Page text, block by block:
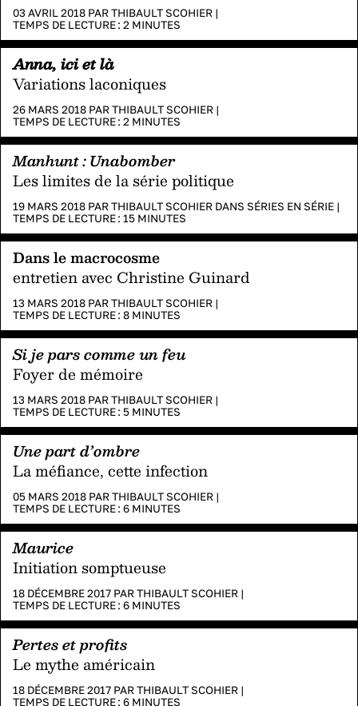
03 AVRIL 2018 PARTHIBAULT SCOHIER |
TEMPS DE LECTURE : 2 MINUTES
Anna, ici et là
Variations laconiques
26 MARS 2018 PARTHIBAULT SCOHIER |
TEMPS DE LECTURE : 2 MINUTES
Manhunt : Unabomber
Les limites de la série politique
19 MARS 2018 PARTHIBAULT SCOHIER DANS SÉRIES EN SÉRIE |
TEMPS DE LECTURE : 15 MINUTES
Dans le macrocosme
entretien avec Christine Guinard
13 MARS 2018 PARTHIBAULT SCOHIER |
TEMPS DE LECTURE : 8 MINUTES
Si je pars comme un feu
Foyer de mémoire
13 MARS 2018 PARTHIBAULT SCOHIER |
TEMPS DE LECTURE : 5 MINUTES
Une part d’ombre
La méfiance, cette infection
05 MARS 2018 PARTHIBAULT SCOHIER |
TEMPS DE LECTURE : 6 MINUTES
Maurice
Initiation somptueuse
18 DÉCEMBRE 2017 PARTHIBAULT SCOHIER |
TEMPS DE LECTURE : 6 MINUTES
Pertes et profits
Le mythe américain
18 DÉCEMBRE 2017 PARTHIBAULT SCOHIER |
TEMPS DE LECTURE : 6 MINUTES